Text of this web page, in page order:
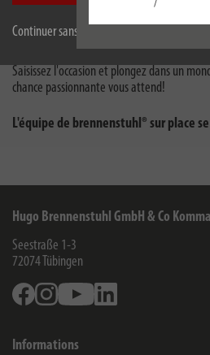
Continuer sans accepter
/
qui s'est continuellement déroulée sur
Saisissez l'occasion et plongez dans un
chance passionnante vous attend!
L'équipe de brennenstuhl® sur place
Hugo Brennenstuhl GmbH & Co
Seestraße 1-3
72074 Tübingen
FacebookInstagramYoutube
Informations